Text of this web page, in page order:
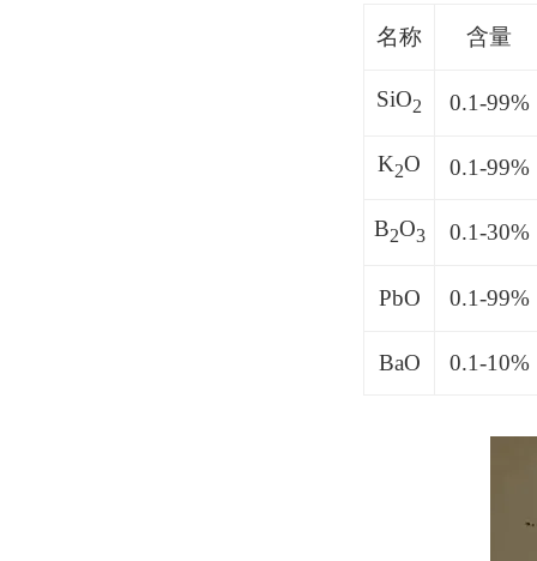
名称 含量
SiO2 0.1-99%
K2O 0.1-99%
B2O3 0.1-30%
PbO 0.1-99%
BaO 0.1-10%